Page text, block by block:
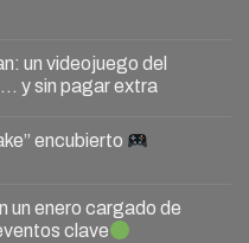
un videojuego del
y sin pagar extra
encubierto
un enero cargado de
clave